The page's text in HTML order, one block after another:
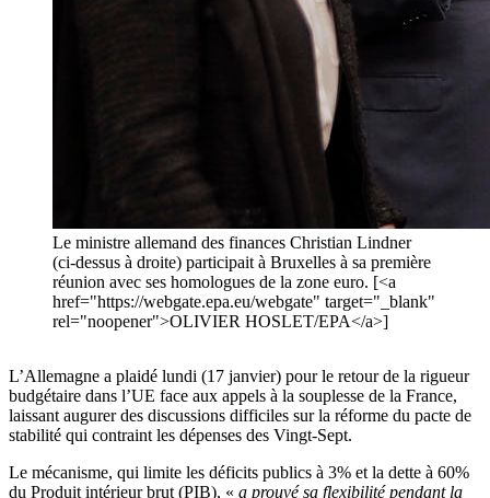
Le ministre allemand des finances Christian Lindner
(ci-dessus à droite) participait à Bruxelles à sa première
réunion avec ses homologues de la zone euro. [<a
href="https://webgate.epa.eu/webgate" target="_blank"
rel="noopener">OLIVIER HOSLET/EPA</a>]
L’Allemagne a plaidé lundi (17 janvier) pour le retour de la rigueur
budgétaire dans l’UE face aux appels à la souplesse de la France,
laissant augurer des discussions difficiles sur la réforme du pacte de
stabilité qui contraint les dépenses des Vingt-Sept.
Le mécanisme, qui limite les déficits publics à 3% et la dette à 60%
du Produit intérieur brut (PIB), « a prouvé sa flexibilité pendant la